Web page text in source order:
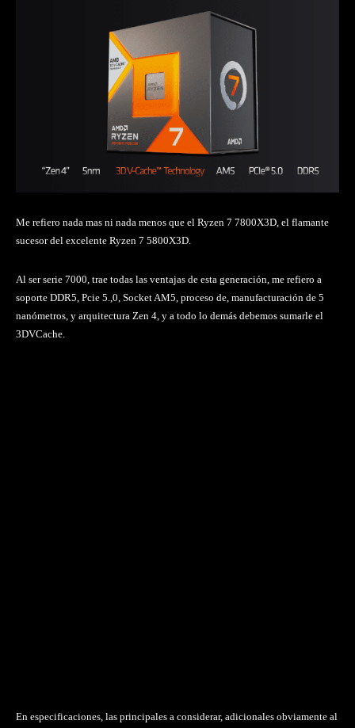
Me refiero nada mas ni nada menos que el Ryzen 7 7800X3D, el flamante
sucesor del excelente Ryzen 7 5800X3D.
Al ser serie 7000, trae todas las ventajas de esta generación, me refiero a
soporte DDR5, Pcie 5.,0, Socket AM5, proceso de, manufacturación de 5
nanómetros, y arquitectura Zen 4, y a todo lo demás debemos sumarle el
3DVCache.
En especificaciones, las principales a considerar, adicionales obviamente al